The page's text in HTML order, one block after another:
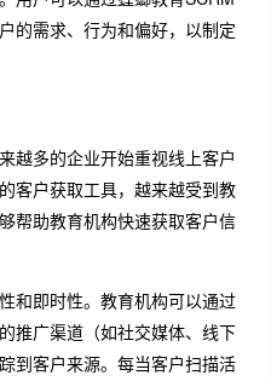
的需求、行为和偏好，以制定
越多的企业开始重视线上客户
客户获取工具，越来越受到教
帮助教育机构快速获取客户信
和即时性。教育机构可以通过
推广渠道（如社交媒体、线下
到客户来源。每当客户扫描活